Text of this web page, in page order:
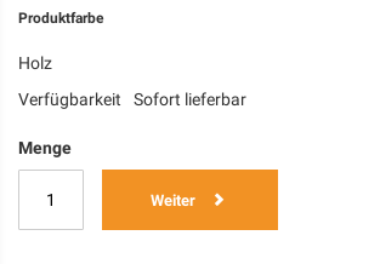
Produktfarbe
Holz
Verfügbarkeit
Sofort lieferbar
Menge
Weiter